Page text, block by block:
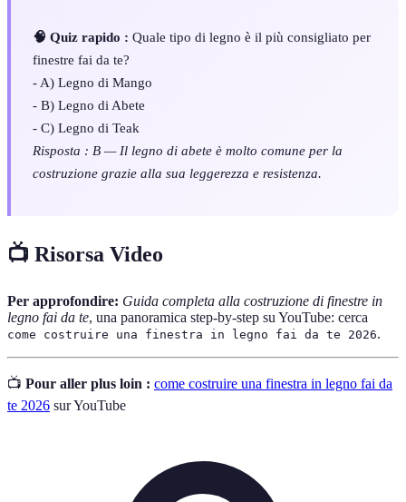
🧠 Quiz rapido : Quale tipo di legno è il più consigliato per
finestre fai da te?
- A) Legno di Mango
- B) Legno di Abete
- C) Legno di Teak
Risposta : B — Il legno di abete è molto comune per la
costruzione grazie alla sua leggerezza e resistenza.
📺 Risorsa Video
Per approfondire: Guida completa alla costruzione di finestre in
legno fai da te, una panoramica step-by-step su YouTube: cerca
come costruire una finestra in legno fai da te 2026.
📺 Pour aller plus loin : come costruire una finestra in legno fai da
te 2026 sur YouTube